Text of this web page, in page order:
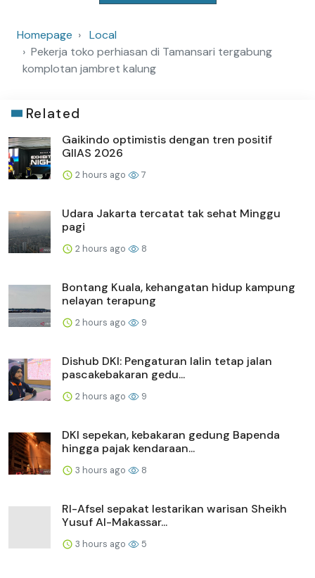
Homepage
Local
Pekerja toko perhiasan di Tamansari tergabung
komplotan jambret kalung
Related
Gaikindo optimistis dengan tren positif
GIIAS 2026
2 hours ago 7
Udara Jakarta tercatat tak sehat Minggu
pagi
2 hours ago 8
Bontang Kuala, kehangatan hidup kampung
nelayan terapung
2 hours ago 9
Dishub DKI: Pengaturan lalin tetap jalan
pascakebakaran gedu...
2 hours ago 9
DKI sepekan, kebakaran gedung Bapenda
hingga pajak kendaraan...
3 hours ago 8
RI-Afsel sepakat lestarikan warisan Sheikh
Yusuf Al-Makassar...
3 hours ago 5